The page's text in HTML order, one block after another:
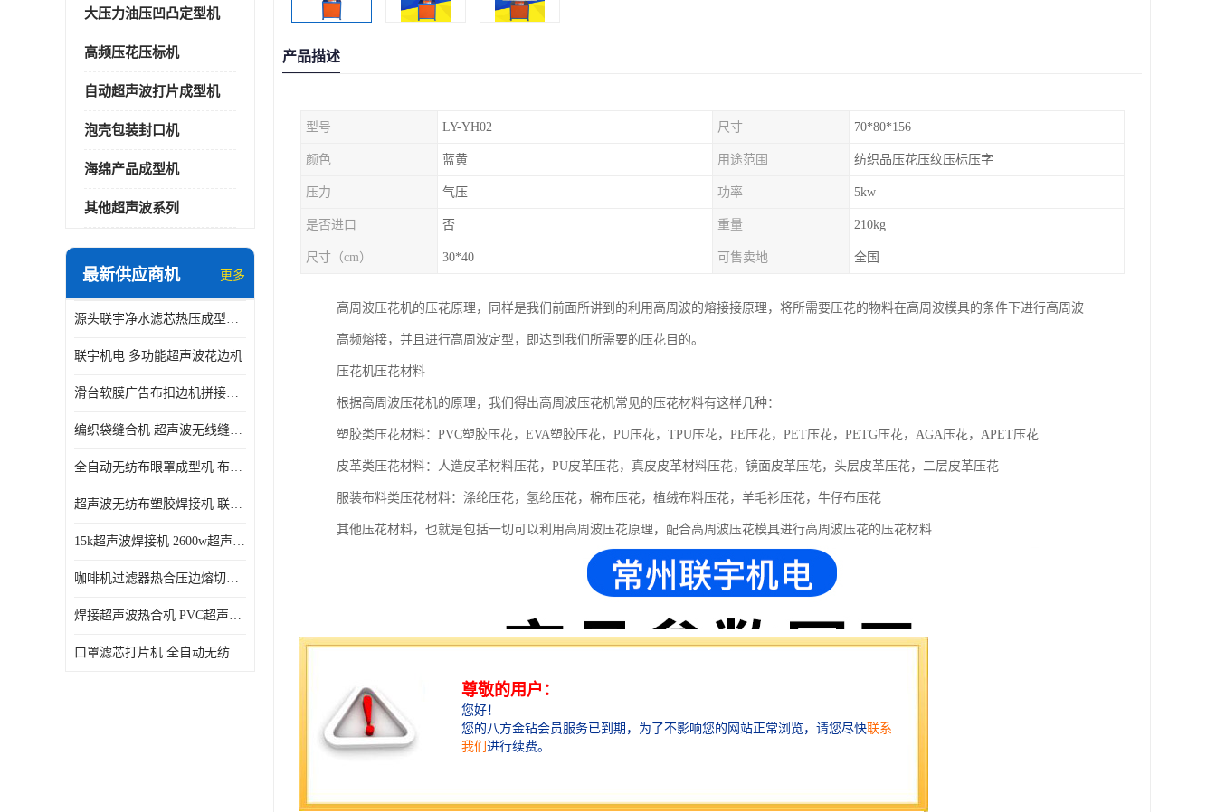
大压力油压凹凸定型机
高频压花压标机
自动超声波打片成型机
泡壳包装封口机
海绵产品成型机
其他超声波系列
最新供应商机 更多
源头联宇净水滤芯热压成型机器 超声波大功率封边机
联宇机电 多功能超声波花边机
滑台软膜广告布扣边机拼接机用于焊接热合拼接作用
编织袋缝合机 超声波无线缝合机 厂家现货供应
全自动无纺布眼罩成型机 布料海绵眼罩热合切边机
超声波无纺布塑胶焊接机 联宇制造
15k超声波焊接机 2600w超声波焊接机 联宇制造
咖啡机过滤器热合压边熔切机 超声波无纺布喷胶棉热合机
焊接超声波热合机 PVC超声波焊接机 无纺布超声波设备
口罩滤芯打片机 全自动无纺布压花压标设备 多层料复合机
产品描述
型号 LY-YH02 尺寸 70*80*156
颜色 蓝黄 用途范围 纺织品压花压纹压标压字
压力 气压 功率 5kw
是否进口 否 重量 210kg
尺寸（cm） 30*40 可售卖地 全国
高周波压花机的压花原理，同样是我们前面所讲到的利用高周波的熔接接原理，将所需要压花的物料在高周波模具的条件下进行高周波
高频熔接，并且进行高周波定型，即达到我们所需要的压花目的。
压花机压花材料
根据高周波压花机的原理，我们得出高周波压花机常见的压花材料有这样几种：
塑胶类压花材料：PVC塑胶压花，EVA塑胶压花，PU压花，TPU压花，PE压花，PET压花，PETG压花，AGA压花，APET压花
皮革类压花材料：人造皮革材料压花，PU皮革压花，真皮皮革材料压花，镜面皮革压花，头层皮革压花，二层皮革压花
服装布料类压花材料：涤纶压花，氢纶压花，棉布压花，植绒布料压花，羊毛衫压花，牛仔布压花
其他压花材料，也就是包括一切可以利用高周波压花原理，配合高周波压花模具进行高周波压花的压花材料